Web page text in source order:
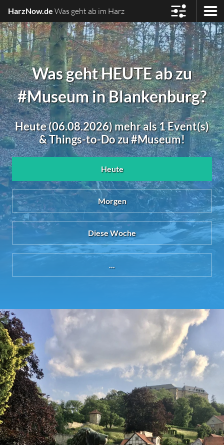
HarzNow.de Was geht ab im Harz
Was geht HEUTE ab zu
#Museum in Blankenburg?
Heute (06.08.2026) mehr als 1 Event(s)
& Things-to-Do zu #Museum!
Heute
Morgen
Diese Woche